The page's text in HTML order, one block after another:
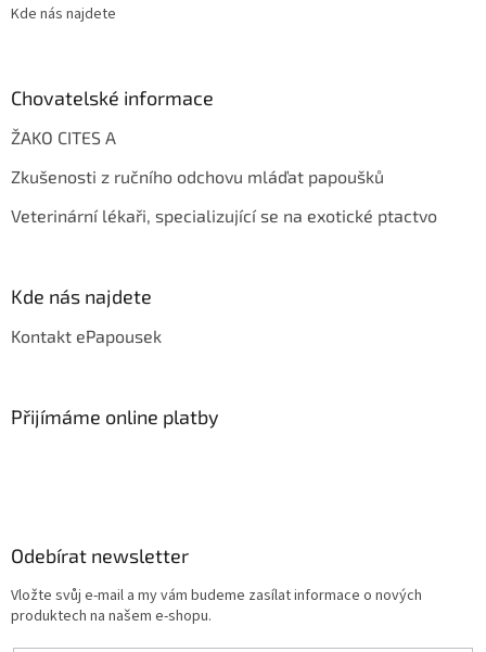
Kde nás najdete
Chovatelské informace
ŽAKO CITES A
Zkušenosti z ručního odchovu mláďat papoušků
Veterinární lékaři, specializující se na exotické ptactvo
Kde nás najdete
Kontakt ePapousek
Přijímáme online platby
Odebírat newsletter
Vložte svůj e-mail a my vám budeme zasílat informace o nových
produktech na našem e-shopu.